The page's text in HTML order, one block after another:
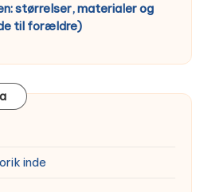
størrelser, materialer og
til forældre)
inde